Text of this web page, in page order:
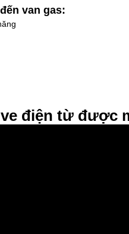
van gas:
điện từ được